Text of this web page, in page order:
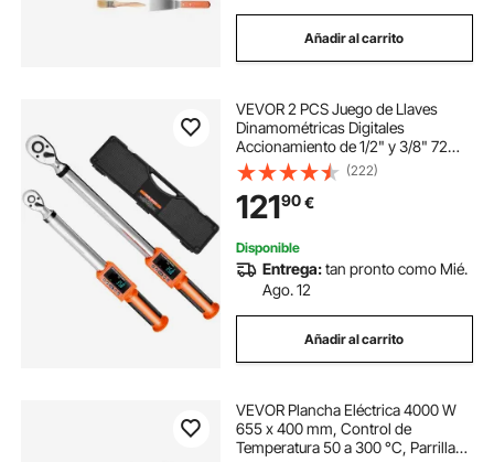
Añadir al carrito
VEVOR 2 PCS Juego de Llaves
Dinamométricas Digitales
Accionamiento de 1/2" y 3/8" 72
Dientes ±2% de Precisión Llave
Dinamométrica Electrónica con
Valor Preestablecido, Zumbador y
Notificación LED
(222)
12190€
Disponible
Entrega:tan pronto como Mié.
Ago. 12
Añadir al carrito
VEVOR Plancha Eléctrica 4000 W
655 x 400 mm, Control de
Temperatura 50 a 300 °C, Parrilla